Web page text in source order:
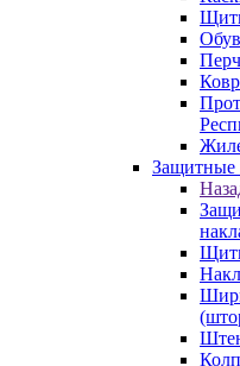
Защитные